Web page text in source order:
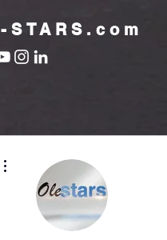
-STARS.com